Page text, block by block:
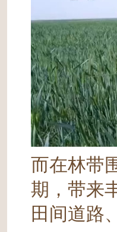
而在林带
期，带来
田间道路